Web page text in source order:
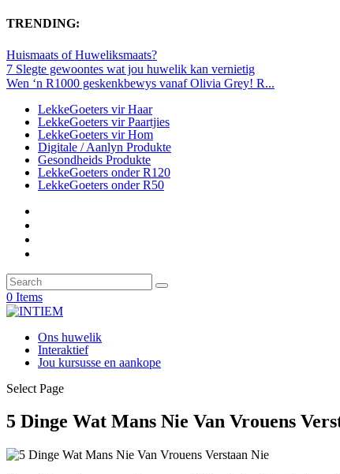
TRENDING:
Huismaats of Huweliksmaats?
7 Slegte gewoontes wat jou huwelik kan vernietig
Wen ‘n R1000 geskenkbewys vanaf Olivia Grey! R...
LekkeGoeters vir Haar
LekkeGoeters vir Paartjies
LekkeGoeters vir Hom
Digitale / Aanlyn Produkte
Gesondheids Produkte
LekkeGoeters onder R120
LekkeGoeters onder R50
0 Items
Ons huwelik
Interaktief
Jou kursusse en aankope
Select Page
5 Dinge Wat Mans Nie Van Vrouens